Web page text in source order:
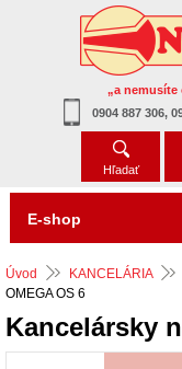
„a nemusíte
0904 887 306,
Hľadať
Úvod KANCELÁRIA
OMEGA OS 6
Kancelársky
E-shop